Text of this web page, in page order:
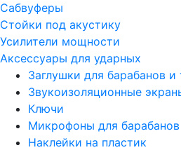
Сабвуферы
Стойки под акустику
Усилители мощности
Аксессуары для ударных
Заглушки для барабанов и
Звукоизоляционные
Ключи
Микрофоны для барабанов
Наклейки на пластик